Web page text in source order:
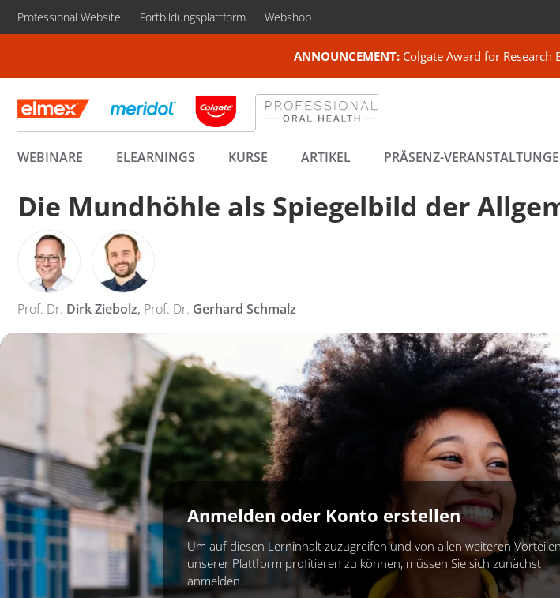
Professional Website Fortbildungsplattform Webshop
ANNOUNCEMENT:Colgate Award for Research
WEBINARE ELEARNINGS KURSE ARTIKEL PRÄSENZ-
Die Mundhöhle als Spiegelbild der
Prof. Dr. Dirk Ziebolz, Prof. Dr. Gerhard Schmalz
Anmelden oder Konto erstellen
Um auf diesen Lerninhalt zuzugreifen und von allen weiteren Vorteilen
unserer Plattform profitieren zu können, müssen Sie sich zunächst
anmelden.